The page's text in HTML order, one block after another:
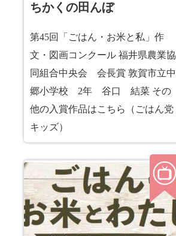
ちかくの田んぼ
第45回「ごはん・お米と私」作
文・図画コンクール 福井県農業協
同組合中央会 会長賞 敦賀市立中
郷小学校 2年 谷口 結菜 その
他の入賞作品はこちら（ごはん党
キッズ）